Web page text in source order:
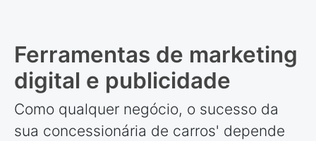
Ferramentas de marketing
digital e publicidade
Como qualquer negócio, o sucesso da
sua concessionária de carros' depende